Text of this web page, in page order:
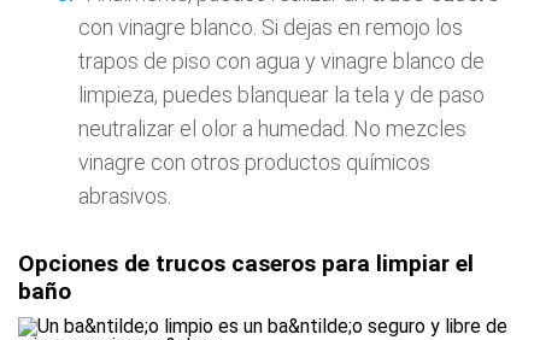
con vinagre blanco. Si dejas en remojo los
trapos de piso con agua y vinagre blanco de
limpieza, puedes blanquear la tela y de paso
neutralizar el olor a humedad. No mezcles
vinagre con otros productos químicos
abrasivos.
Opciones de trucos caseros para limpiar el
baño